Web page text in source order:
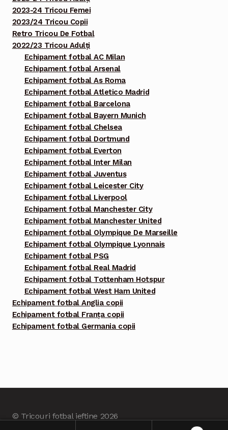
2023-24 Tricou Femei
2023/24 Tricou Copii
Retro Tricou De Fotbal
2022/23 Tricou Adulți
Echipament fotbal AC Milan
Echipament fotbal Arsenal
Echipament fotbal As Roma
Echipament fotbal Atletico Madrid
Echipament fotbal Barcelona
Echipament fotbal Bayern Munich
Echipament fotbal Chelsea
Echipament fotbal Dortmund
Echipament fotbal Everton
Echipament fotbal Inter Milan
Echipament fotbal Juventus
Echipament fotbal Leicester City
Echipament fotbal Liverpool
Echipament fotbal Manchester City
Echipament fotbal Manchester United
Echipament fotbal Olympique De Marseille
Echipament fotbal Olympique Lyonnais
Echipament fotbal PSG
Echipament fotbal Real Madrid
Echipament fotbal Tottenham Hotspur
Echipament fotbal West Ham United
Echipament fotbal Anglia copii
Echipament fotbal Franța copii
Echipament fotbal Germania copii
© Tricouri fotbal ieftine 2026